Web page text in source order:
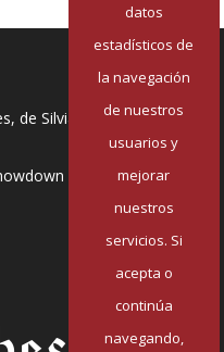
de Silvia Pazos
II: Mester de
datos
estadísticos de
la navegación
de nuestros
usuarios y
mejorar
nuestros
servicios. Si
acepta o
continúa
navegando,